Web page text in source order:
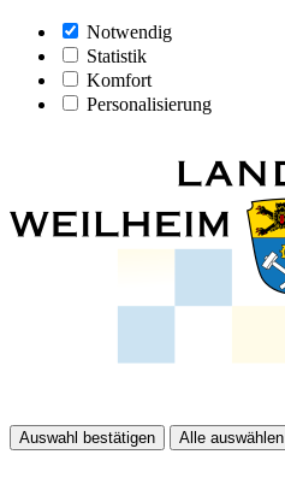
Notwendig
Statistik
Komfort
Personalisierung
Auswahl bestätigen Alle auswählen